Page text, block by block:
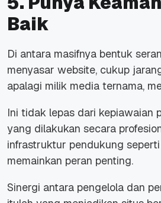
Baik
Di antara masifnya bentuk
menyasar website, cukup
apalagi milik media ternama,
Ini tidak lepas dari kepiawaian
yang dilakukan secara
infrastruktur pendukung
memainkan peran penting.
Sinergi antara pengelola dan